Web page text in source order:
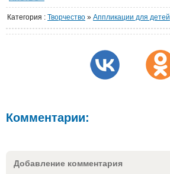
Категория : Творчество » Аппликации для детей
Комментарии:
Добавление комментария